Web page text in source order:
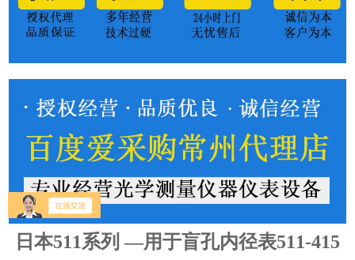
日本511系列 —用于盲孔内径表511-415